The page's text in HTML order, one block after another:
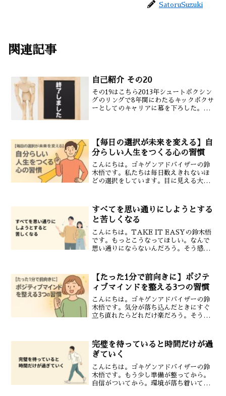
SatoruSuzuki
関連記事
自己紹介 その20
その19はこちら2013年シュートボクシン
グのリングで8年間にわたるキックボクサ
ーとしてのキャリアに幕を下ろした。が
ン。格闘...
【毎日の選択が未来を変える】自
分らしい人生をつくる心の習慣
こんにちは。ゴキゲンアドバイザーの鈴
木悟です。私たちは毎日数えきれないほ
どの選択をしています。目に見える大き
った小さな判断の積み重ねが未来の自分
をつくっています。この記...
すべてを思い通りにしようとする
と苦しくなる
こんにちは。TAKE IT EASYの鈴木悟
です。もっとこうなってほしい。なんで
思い通りにならないんだろう。そう感じ
す。しかしそれが苦しさの原因になるこ
ともあります。思い...
【たった1分で前向きに】ポジテ
ィブマインドを整える3つの習慣
こんにちは。ゴキゲンアドバイザーの鈴
木悟です。気分が落ち込んだときにすぐ
立ち直れたらどれだけ楽だろう。そう思
あります。毎日の生活に取り入れやすく
心を落ち着かせてエネル...
完璧を待っていると時間だけが過
ぎていく
こんにちは。ゴキゲンアドバイザーの鈴
木悟です。もう少し準備が整ってから。
自信がついてから。環境が落ち着いてか